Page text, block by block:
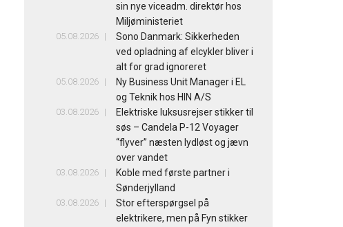
sin nye viceadm. direktør hos
Miljøministeriet
05.08.2026
Sono Danmark: Sikkerheden
ved opladning af elcykler bliver i
alt for grad ignoreret
05.08.2026
Ny Business Unit Manager i EL
og Teknik hos HIN A/S
03.08.2026
Elektriske luksusrejser stikker til
søs – Candela P-12 Voyager
“flyver” næsten lydløst og jævn
over vandet
03.08.2026
Koble med første partner i
Sønderjylland
03.08.2026
Stor efterspørgsel på
elektrikere, men på Fyn stikker